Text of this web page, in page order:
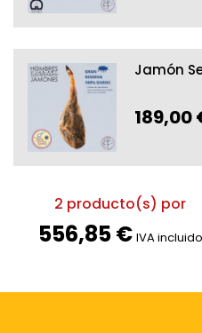
Jamón
189,00
2 producto(s) por
556,85 € IVA incluido